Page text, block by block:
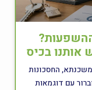
אותנו בכיס
החסכונות
עם דוגמאות